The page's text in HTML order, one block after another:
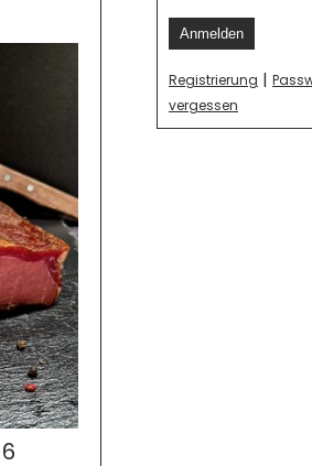
Anmelden
Registrierung |
vergessen